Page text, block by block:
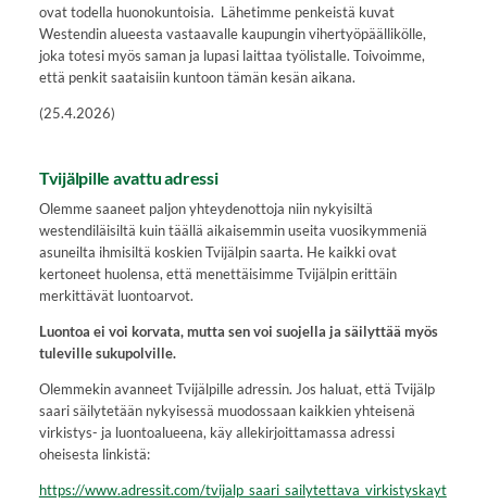
ovat todella huonokuntoisia. Lähetimme penkeistä kuvat
Westendin alueesta vastaavalle kaupungin vihertyöpäällikölle,
joka totesi myös saman ja lupasi laittaa työlistalle. Toivoimme,
että penkit saataisiin kuntoon tämän kesän aikana.
(25.4.2026)
Tvijälpille avattu adressi
Olemme saaneet paljon yhteydenottoja niin nykyisiltä
westendiläisiltä kuin täällä aikaisemmin useita vuosikymmeniä
asuneilta ihmisiltä koskien Tvijälpin saarta. He kaikki ovat
kertoneet huolensa, että menettäisimme Tvijälpin erittäin
merkittävät luontoarvot.
Luontoa ei voi korvata, mutta sen voi suojella ja säilyttää myös
tuleville sukupolville.
Olemmekin avanneet Tvijälpille adressin. Jos haluat, että Tvijälp
saari säilytetään nykyisessä muodossaan kaikkien yhteisenä
virkistys- ja luontoalueena, käy allekirjoittamassa adressi
oheisesta linkistä:
https://www.adressit.com/tvijalp_saari_sailytettava_virkistyskayt